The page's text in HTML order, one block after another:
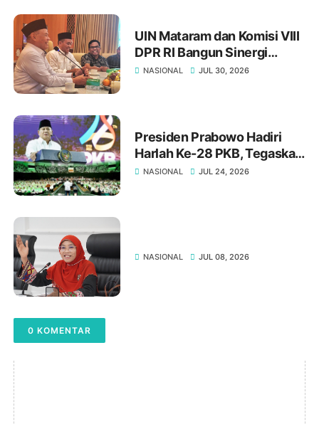
UIN Mataram dan Komisi VIII
DPR RI Bangun Sinergi
Strategis melalui Diskusi
NASIONAL JUL 30, 2026
Presiden Prabowo Hadiri
Harlah Ke-28 PKB, Tegaskan
Arah Baru Ekonomi Berpijak
NASIONAL JUL 24, 2026
NASIONAL JUL 08, 2026
0 KOMENTAR